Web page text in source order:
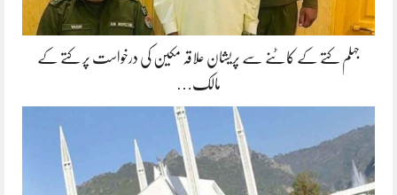
جہلم کتے کے کاٹنے سے پریشان علاقہ مکین کی درخواست پر کتے کے
مالک…